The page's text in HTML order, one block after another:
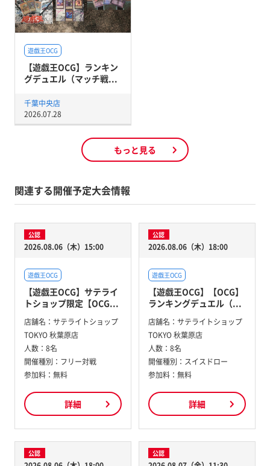
遊戯王OCG
【遊戯王OCG】ランキン
グデュエル（マッチ戦...
千葉中央店
2026.07.28
もっと見る
関連する開催予定大会情報
公認
2026.08.06（木）15:00
遊戯王OCG
【遊戯王OCG】サテライ
トショップ限定【OCG...
店舗名： サテライトショップ
TOKYO 秋葉原店
人数： 8名
開催種別： フリー対戦
参加料： 無料
詳細
公認
2026.08.06（木）18:00
遊戯王OCG
【遊戯王OCG】【OCG】
ランキングデュエル（...
店舗名： サテライトショップ
TOKYO 秋葉原店
人数： 8名
開催種別： スイスドロー
参加料： 無料
詳細
公認 公認